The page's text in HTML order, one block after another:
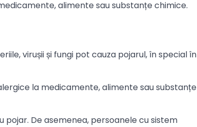
alimente sau substanțe chimice.
virușii și fungi pot cauza pojarul, în special în
la medicamente, alimente sau substanțe
De asemenea, persoanele cu sistem